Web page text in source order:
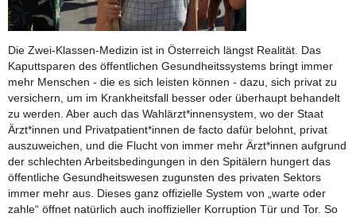
Die Zwei-Klassen-Medizin ist in Österreich längst Realität. Das
Kaputtsparen des öffentlichen Gesundheitssystems bringt immer
mehr Menschen - die es sich leisten können - dazu, sich privat zu
versichern, um im Krankheitsfall besser oder überhaupt behandelt
zu werden. Aber auch das Wahlärzt*innensystem, wo der Staat
Ärzt*innen und Privatpatient*innen de facto dafür belohnt, privat
auszuweichen, und die Flucht von immer mehr Ärzt*innen aufgrund
der schlechten Arbeitsbedingungen in den Spitälern hungert das
öffentliche Gesundheitswesen zugunsten des privaten Sektors
immer mehr aus. Dieses ganz offizielle System von „warte oder
zahle“ öffnet natürlich auch inoffizieller Korruption Tür und Tor. So